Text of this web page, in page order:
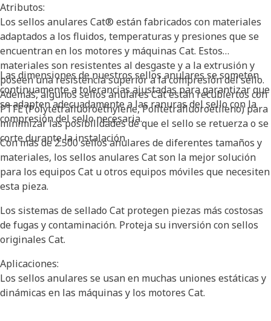
Atributos:
Los sellos anulares Cat® están fabricados con materiales
adaptados a los fluidos, temperaturas y presiones que se
encuentran en los motores y máquinas Cat. Estos
materiales son resistentes al desgaste y a la extrusión y
poseen una resistencia superior a la compresión del sello.
Además, algunos sellos anulares Cat están recubiertos con
PTFE (Polytetrafluoroethylene, Politetrafluoroetileno) para
minimizar las posibilidades de que el sello se retuerza o se
corte durante la instalación.
Las dimensiones de nuestros sellos anulares se someten
continuamente a tolerancias ajustadas para garantizar que
se adapten adecuadamente a las ranuras del sello con la
compresión del sello necesaria.
Con más de 2.500 sellos anulares de diferentes tamaños y
materiales, los sellos anulares Cat son la mejor solución
para los equipos Cat u otros equipos móviles que necesiten
esta pieza.
Los sistemas de sellado Cat protegen piezas más costosas
de fugas y contaminación. Proteja su inversión con sellos
originales Cat.
Aplicaciones:
Los sellos anulares se usan en muchas uniones estáticas y
dinámicas en las máquinas y los motores Cat.